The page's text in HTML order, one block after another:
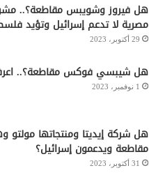
هل فيروز وشويبس مقاطعة؟..
مصرية لا تدعم إسرائيل وتؤيد
29 أكتوبر، 2023
هل شيبسي فوكس مقاطعة؟..
1 نوفمبر، 2023
هل شركة إيديتا ومنتجاتها مولتو
مقاطعة ويدعمون إسرائيل؟
31 أكتوبر، 2023